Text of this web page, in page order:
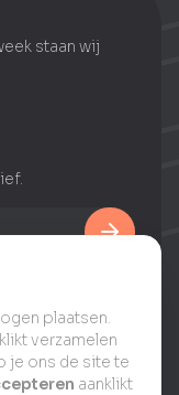
staan wij
plaatsen.
verzamelen
je ons de site te
aanklikt